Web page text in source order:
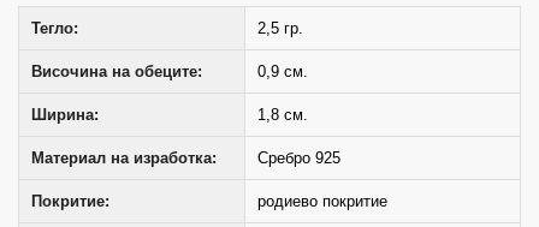
Тегло: 2,5 гр.
Височина на обеците: 0,9 см.
Ширина: 1,8 см.
Материал на изработка: Сребро 925
Покритие: родиево покритие